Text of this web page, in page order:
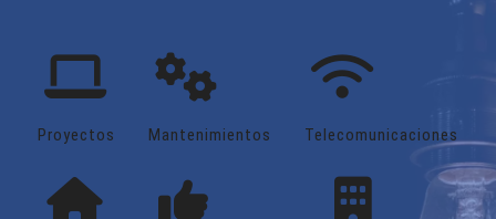
Proyectos Mantenimientos Telecomunicaciones